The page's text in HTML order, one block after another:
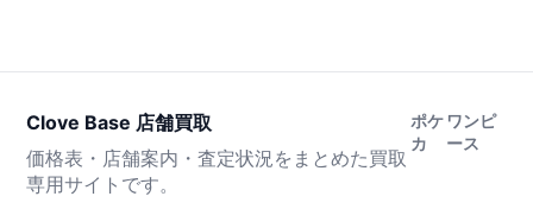
Clove Base 店舗買取
価格表・店舗案内・査定状況をまとめた買取
専用サイトです。
ポケ
カ
ワンピ
ース